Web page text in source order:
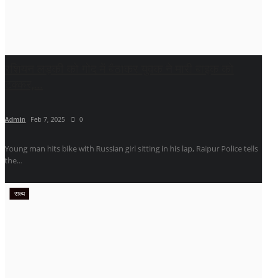
Admin Feb 7, 2025 0
Young man hits bike with Russian girl sitting in his lap, Raipur Police tells
the...
राज्य